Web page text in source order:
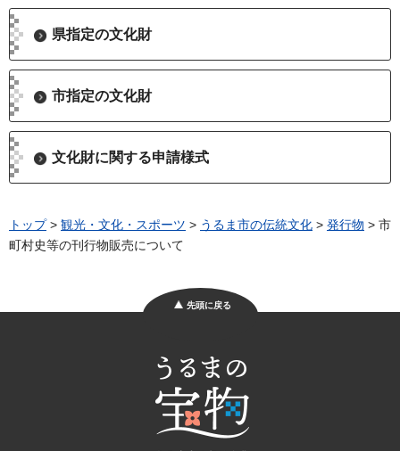
県指定の文化財
市指定の文化財
文化財に関する申請様式
トップ> 観光・文化・スポーツ > うるま市の伝統文化 > 発行物 > 市
町村史等の刊行物販売について
先頭に戻る